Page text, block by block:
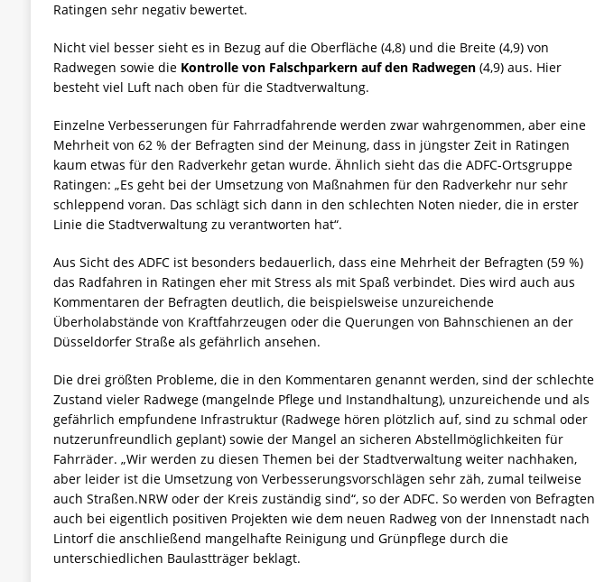
Ratingen sehr negativ bewertet.
Nicht viel besser sieht es in Bezug auf die Oberfläche (4,8) und die Breite (4,9) von
Radwegen sowie die Kontrolle von Falschparkern auf den Radwegen(4,9) aus. Hier
besteht viel Luft nach oben für die Stadtverwaltung.
Einzelne Verbesserungen für Fahrradfahrende werden zwar wahrgenommen, aber eine
Mehrheit von 62 % der Befragten sind der Meinung, dass in jüngster Zeit in Ratingen
kaum etwas für den Radverkehr getan wurde. Ähnlich sieht das die ADFC-Ortsgruppe
Ratingen: „Es geht bei der Umsetzung von Maßnahmen für den Radverkehr nur sehr
schleppend voran. Das schlägt sich dann in den schlechten Noten nieder, die in erster
Linie die Stadtverwaltung zu verantworten hat“.
Aus Sicht des ADFC ist besonders bedauerlich, dass eine Mehrheit der Befragten (59 %)
das Radfahren in Ratingen eher mit Stress als mit Spaß verbindet. Dies wird auch aus
Kommentaren der Befragten deutlich, die beispielsweise unzureichende
Überholabstände von Kraftfahrzeugen oder die Querungen von Bahnschienen an der
Düsseldorfer Straße als gefährlich ansehen.
Die drei größten Probleme, die in den Kommentaren genannt werden, sind der schlechte
Zustand vieler Radwege (mangelnde Pflege und Instandhaltung), unzureichende und als
gefährlich empfundene Infrastruktur (Radwege hören plötzlich auf, sind zu schmal oder
nutzerunfreundlich geplant) sowie der Mangel an sicheren Abstellmöglichkeiten für
Fahrräder. „Wir werden zu diesen Themen bei der Stadtverwaltung weiter nachhaken,
aber leider ist die Umsetzung von Verbesserungsvorschlägen sehr zäh, zumal teilweise
auch Straßen.NRW oder der Kreis zuständig sind“, so der ADFC. So werden von Befragten
auch bei eigentlich positiven Projekten wie dem neuen Radweg von der Innenstadt nach
Lintorf die anschließend mangelhafte Reinigung und Grünpflege durch die
unterschiedlichen Baulastträger beklagt.